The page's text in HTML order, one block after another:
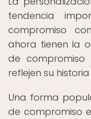
tendencia
compromiso
ahora tienen la
de compromiso
reflejen su
Una forma
de compromiso